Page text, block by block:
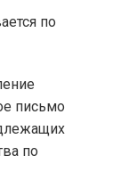
по
письмо
по